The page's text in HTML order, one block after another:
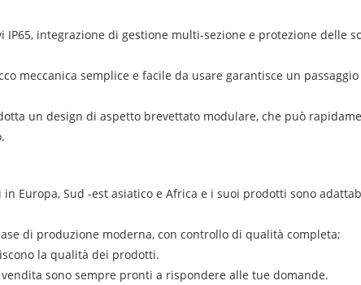
IP65, integrazione di gestione multi-sezione e protezione delle
meccanica semplice e facile da usare garantisce un
un design di aspetto brevettato modulare, che può
Europa, Sud -est asiatico e Africa e i suoi prodotti sono
di produzione moderna, con controllo di qualità completa;
la qualità dei prodotti.
sono sempre pronti a rispondere alle tue domande.